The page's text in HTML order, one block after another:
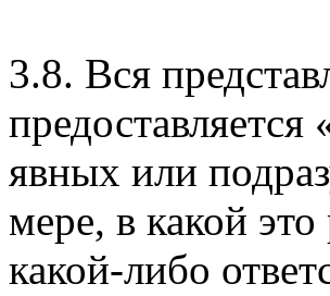
3.8. Вся
предоставляется
явных или
мере, в какой
какой-либо